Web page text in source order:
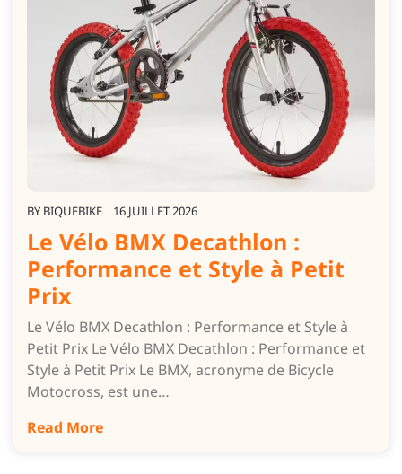
BY BIQUEBIKE 16 JUILLET 2026
Le Vélo BMX Decathlon :
Performance et Style à Petit
Prix
Le Vélo BMX Decathlon : Performance et Style à
Petit Prix Le Vélo BMX Decathlon : Performance et
Style à Petit Prix Le BMX, acronyme de Bicycle
Motocross, est une…
Read More